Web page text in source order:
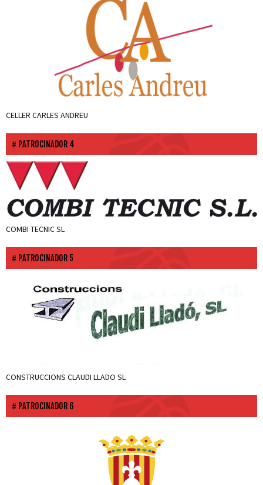
CELLER CARLES ANDREU
PATROCINADOR 4
COMBI TECNIC SL
PATROCINADOR 5
CONSTRUCCIONS CLAUDI LLADO SL
PATROCINADOR 6